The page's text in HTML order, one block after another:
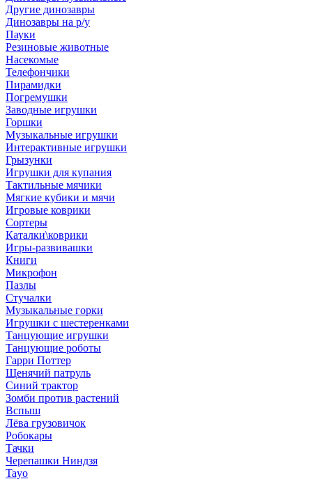
Другие динозавры
Динозавры на р/у
Пауки
Резиновые животные
Насекомые
Телефончики
Пирамидки
Погремушки
Заводные игрушки
Горшки
Музыкальные игрушки
Интерактивные игрушки
Грызунки
Игрушки для купания
Тактильные мячики
Мягкие кубики и мячи
Игровые коврики
Сортеры
Каталки\коврики
Игры-развивашки
Книги
Микрофон
Пазлы
Стучалки
Музыкальные горки
Игрушки с шестеренками
Танцующие игрушки
Танцующие роботы
Гарри Поттер
Щенячий патруль
Синий трактор
Зомби против растений
Вспыш
Лёва грузовичок
Робокары
Тачки
Черепашки Ниндзя
Tayo